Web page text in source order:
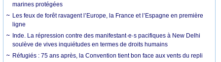
marines protégées
Les feux de forêt ravagent l’Europe, la France et l’Espagne en première
ligne
Inde. La répression contre des manifestant·e·s pacifiques à New Delhi
soulève de vives inquiétudes en termes de droits humains
Réfugiés : 75 ans après, la Convention tient bon face aux vents du repli